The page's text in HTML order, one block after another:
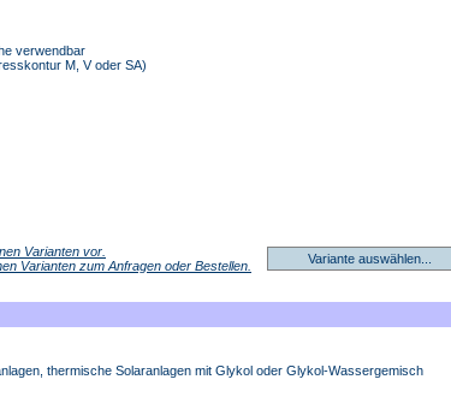
verwendbar
M, V oder SA)
Varianten vor.
Varianten zum Anfragen oder Bestellen.
Variante auswählen...
thermische Solaranlagen mit Glykol oder Glykol-Wassergemisch